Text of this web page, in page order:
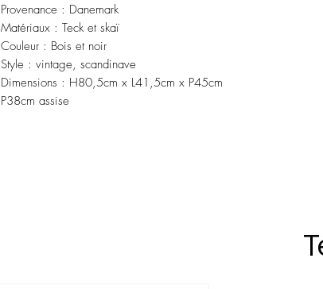
Provenance : Danemark
Matériaux : Teck et skaï
Couleur : Bois et noir
Style : vintage, scandinave
Dimensions : H80,5cm x L41,5cm x P45cm
P38cm assise